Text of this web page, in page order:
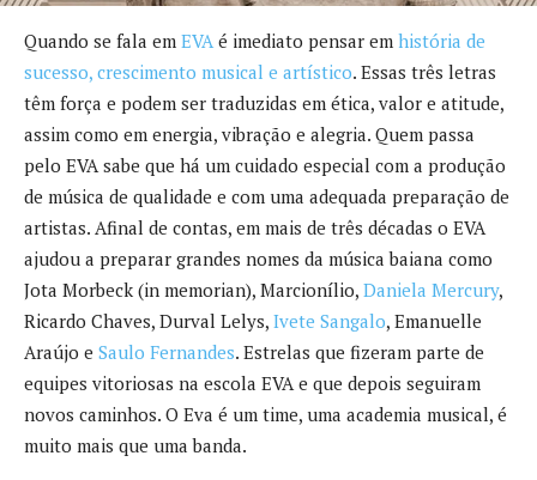
Quando se fala em EVAé imediato pensar em história de
sucesso, crescimento musical e artístico. Essas três letras
têm força e podem ser traduzidas em ética, valor e atitude,
assim como em energia, vibração e alegria. Quem passa
pelo EVA sabe que há um cuidado especial com a produção
de música de qualidade e com uma adequada preparação de
artistas. Afinal de contas, em mais de três décadas o EVA
ajudou a preparar grandes nomes da música baiana como
Jota Morbeck (in memorian), Marcionílio, Daniela Mercury,
Ricardo Chaves, Durval Lelys, Ivete Sangalo, Emanuelle
Araújo e Saulo Fernandes. Estrelas que fizeram parte de
equipes vitoriosas na escola EVA e que depois seguiram
novos caminhos. O Eva é um time, uma academia musical, é
muito mais que uma banda.